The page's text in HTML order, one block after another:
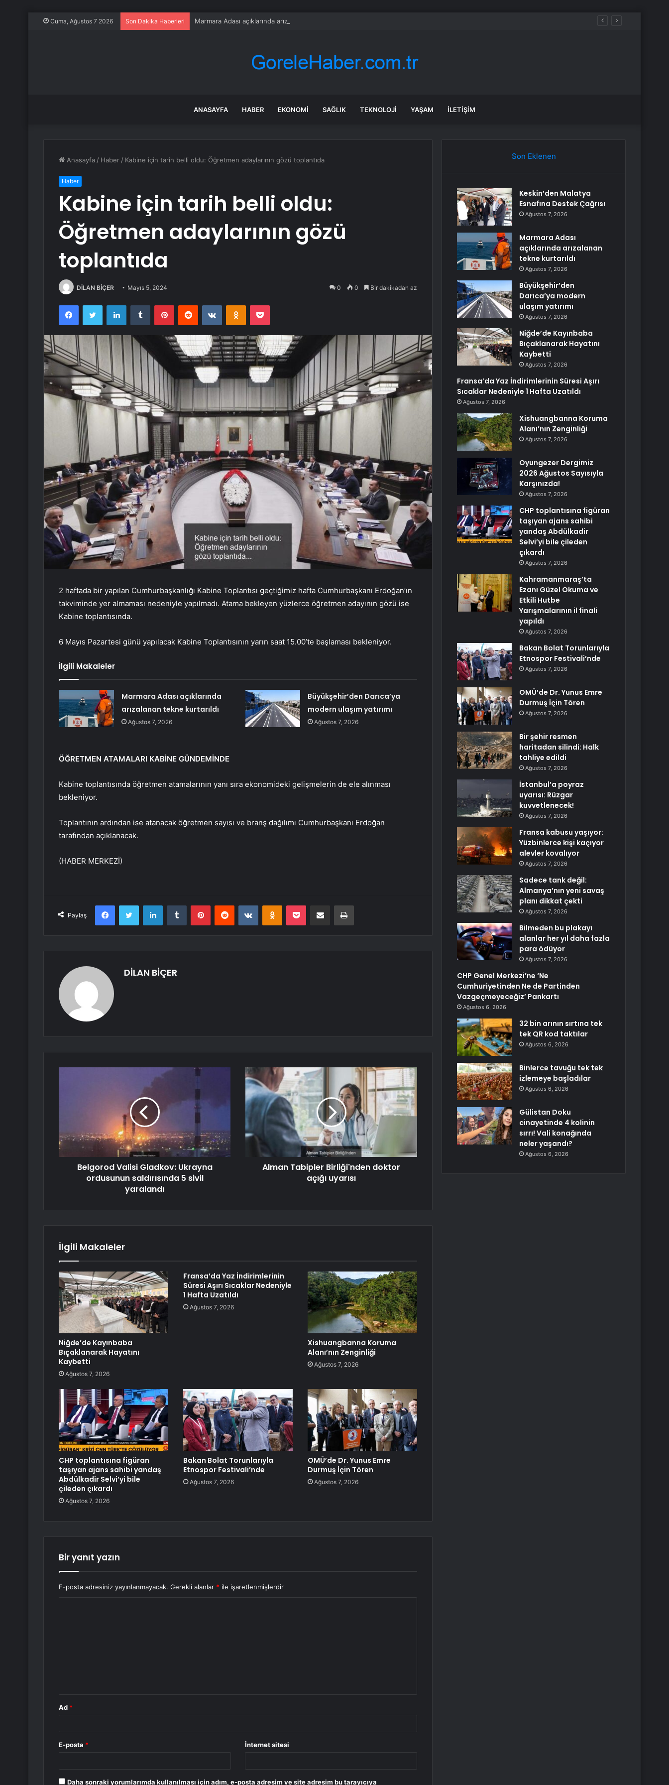
Cuma, Ağustos 7 2026 Son Dakika Haberleri Marmara Adası açıklarında arızalanan tekne kurtarıldı
ANASAYFA HABER EKONOMI SAĞLIK TEKNOLOJI YAŞAM İLETIŞIM
Anasayfa / Haber / Kabine için tarih belli oldu: Öğretmen adaylarının gözü toplantıda
Haber
Kabine için tarih belli oldu:
Öğretmen adaylarının gözü
toplantıda
DİLAN BİÇER Mayıs 5, 2024 0 0 Bir dakikadan az
FacebookTwitter LinkedInTumblr PinterestReddit VKontakteOdnoklassniki
Pocket
2 haftada bir yapılan Cumhurbaşkanlığı Kabine Toplantısı geçtiğimiz hafta Cumhurbaşkanı Erdoğan’ın
takviminde yer almaması nedeniyle yapılmadı. Atama bekleyen yüzlerce öğretmen adayının gözü ise
Kabine toplantısında.
6 Mayıs Pazartesi günü yapılacak Kabine Toplantısının yarın saat 15.00’te başlaması bekleniyor.
İlgili Makaleler
Marmara Adası açıklarında
arızalanan tekne kurtarıldı
Ağustos 7, 2026
Büyükşehir’den Darıca’ya
modern ulaşım yatırımı
Ağustos 7, 2026
ÖĞRETMEN ATAMALARI KABİNE GÜNDEMİNDE
Kabine toplantısında öğretmen atamalarının yanı sıra ekonomideki gelişmelerin de ele alınması
bekleniyor.
Toplantının ardından ise atanacak öğretmen sayısı ve branş dağılımı Cumhurbaşkanı Erdoğan
tarafından açıklanacak.
(HABER MERKEZİ)
Paylaş
FacebookTwitter LinkedInTumblr PinterestReddit VKontakteOdnoklassniki
Pocket E-Posta ile paylaş Yazdır
DİLAN BİÇER
Belgorod Valisi Gladkov: Ukrayna
ordusunun saldırısında 5 sivil
yaralandı
Alman Tabipler Birliği'nden doktor
açığı uyarısı
İlgili Makaleler
Niğde’de Kayınbaba
Bıçaklanarak Hayatını
Kaybetti
Ağustos 7, 2026
Fransa’da Yaz İndirimlerinin
Süresi Aşırı Sıcaklar Nedeniyle
1 Hafta Uzatıldı
Ağustos 7, 2026
Xishuangbanna Koruma
Alanı’nın Zenginliği
Ağustos 7, 2026
CHP toplantısına figüran
taşıyan ajans sahibi yandaş
Abdülkadir Selvi’yi bile
çileden çıkardı
Ağustos 7, 2026
Bakan Bolat Torunlarıyla
Etnospor Festivali’nde
Ağustos 7, 2026
OMÜ’de Dr. Yunus Emre
Durmuş İçin Tören
Ağustos 7, 2026
Bir yanıt yazın
E-posta adresiniz yayınlanmayacak. Gerekli alanlar * ile işaretlenmişlerdir
Ad *
E-posta * İnternet sitesi
Daha sonraki yorumlarımda kullanılması için adım, e-posta adresim ve site adresim bu tarayıcıya
Son Eklenen
Keskin’den Malatya
Esnafına Destek Çağrısı
Ağustos 7, 2026
Marmara Adası
açıklarında arızalanan
tekne kurtarıldı
Ağustos 7, 2026
Büyükşehir’den
Darıca’ya modern
ulaşım yatırımı
Ağustos 7, 2026
Niğde’de Kayınbaba
Bıçaklanarak Hayatını
Kaybetti
Ağustos 7, 2026
Fransa’da Yaz İndirimlerinin Süresi Aşırı
Sıcaklar Nedeniyle 1 Hafta Uzatıldı
Ağustos 7, 2026
Xishuangbanna Koruma
Alanı’nın Zenginliği
Ağustos 7, 2026
Oyungezer Dergimiz
2026 Ağustos Sayısıyla
Karşınızda!
Ağustos 7, 2026
CHP toplantısına figüran
taşıyan ajans sahibi
yandaş Abdülkadir
Selvi’yi bile çileden
çıkardı
Ağustos 7, 2026
Kahramanmaraş’ta
Ezanı Güzel Okuma ve
Etkili Hutbe
Yarışmalarının il finali
yapıldı
Ağustos 7, 2026
Bakan Bolat Torunlarıyla
Etnospor Festivali’nde
Ağustos 7, 2026
OMÜ’de Dr. Yunus Emre
Durmuş İçin Tören
Ağustos 7, 2026
Bir şehir resmen
haritadan silindi: Halk
tahliye edildi
Ağustos 7, 2026
İstanbul’a poyraz
uyarısı: Rüzgar
kuvvetlenecek!
Ağustos 7, 2026
Fransa kabusu yaşıyor:
Yüzbinlerce kişi kaçıyor
alevler kovalıyor
Ağustos 7, 2026
Sadece tank değil:
Almanya’nın yeni savaş
planı dikkat çekti
Ağustos 7, 2026
Bilmeden bu plakayı
alanlar her yıl daha fazla
para ödüyor
Ağustos 7, 2026
CHP Genel Merkezi’ne ‘Ne
Cumhuriyetinden Ne de Partinden
Vazgeçmeyeceğiz’ Pankartı
Ağustos 6, 2026
32 bin arının sırtına tek
tek QR kod taktılar
Ağustos 6, 2026
Binlerce tavuğu tek tek
izlemeye başladılar
Ağustos 6, 2026
Gülistan Doku
cinayetinde 4 kolinin
sırrı! Vali konağında
neler yaşandı?
Ağustos 6, 2026